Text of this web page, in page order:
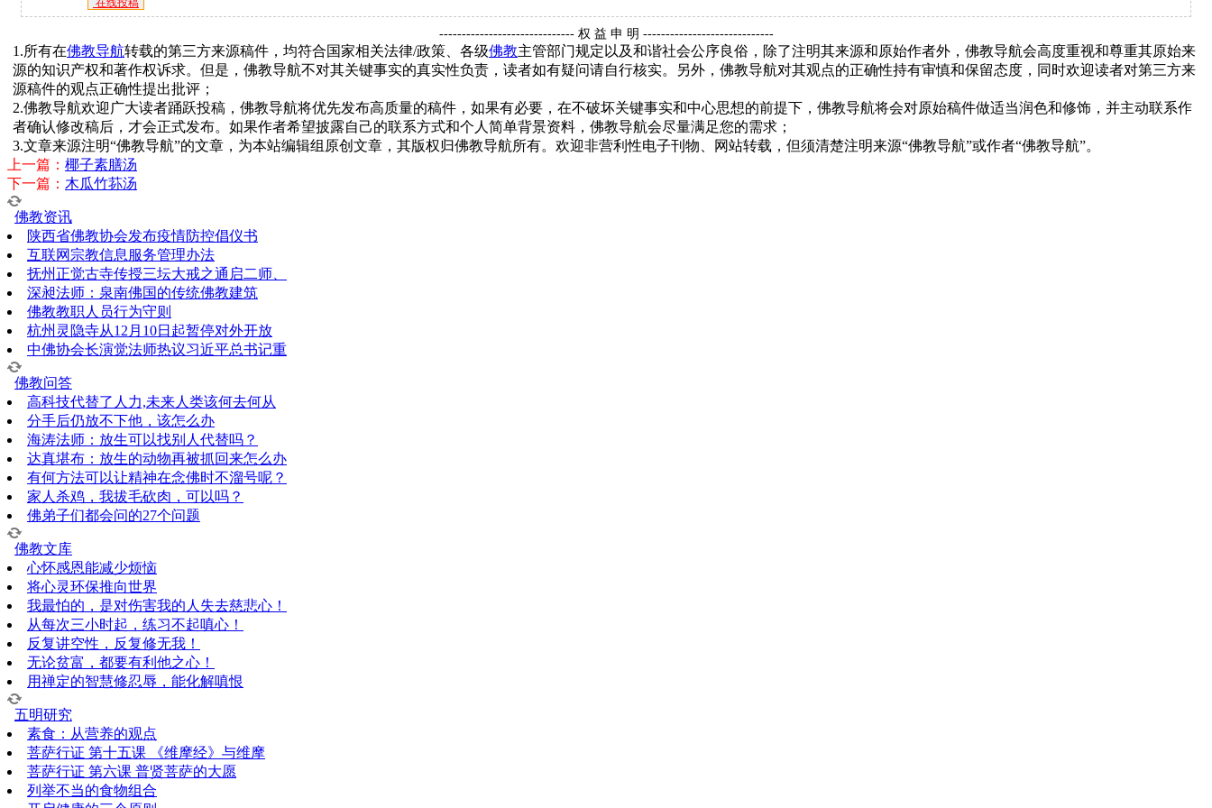
------------------------------ 权 益 申 明 -----------------------------
1.所有在佛教导航转载的第三方来源稿件，均符合国家相关法律/政策、各级佛教主管部门规定以及和谐社会公序良俗，除了注明其来源和原始作者外，佛教导航会高度重视和尊重其原始来
源的知识产权和著作权诉求。但是，佛教导航不对其关键事实的真实性负责，读者如有疑问请自行核实。另外，佛教导航对其观点的正确性持有审慎和保留态度，同时欢迎读者对第三方来
源稿件的观点正确性提出批评；
2.佛教导航欢迎广大读者踊跃投稿，佛教导航将优先发布高质量的稿件，如果有必要，在不破坏关键事实和中心思想的前提下，佛教导航将会对原始稿件做适当润色和修饰，并主动联系作
者确认修改稿后，才会正式发布。如果作者希望披露自己的联系方式和个人简单背景资料，佛教导航会尽量满足您的需求；
3.文章来源注明“佛教导航”的文章，为本站编辑组原创文章，其版权归佛教导航所有。欢迎非营利性电子刊物、网站转载，但须清楚注明来源“佛教导航”或作者“佛教导航”。
上一篇： 椰子素膳汤
下一篇： 木瓜竹荪汤
佛教资讯
陕西省佛教协会发布疫情防控倡仪书
互联网宗教信息服务管理办法
抚州正觉古寺传授三坛大戒之通启二师、
深昶法师：泉南佛国的传统佛教建筑
佛教教职人员行为守则
杭州灵隐寺从12月10日起暂停对外开放
中佛协会长演觉法师热议习近平总书记重
佛教问答
高科技代替了人力,未来人类该何去何从
分手后仍放不下他，该怎么办
海涛法师：放生可以找别人代替吗？
达真堪布：放生的动物再被抓回来怎么办
有何方法可以让精神在念佛时不溜号呢？
家人杀鸡，我拔毛砍肉，可以吗？
佛弟子们都会问的27个问题
佛教文库
心怀感恩能减少烦恼
将心灵环保推向世界
我最怕的，是对伤害我的人失去慈悲心！
从每次三小时起，练习不起嗔心！
反复讲空性，反复修无我！
无论贫富，都要有利他之心！
用禅定的智慧修忍辱，能化解嗔恨
五明研究
素食：从营养的观点
菩萨行证 第十五课 《维摩经》与维摩
菩萨行证 第六课 普贤菩萨的大愿
列举不当的食物组合